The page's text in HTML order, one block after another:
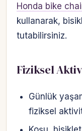
Honda bike
kullanarak,
tutabilirsiniz.
Fiziksel
Günlük
fiziksel